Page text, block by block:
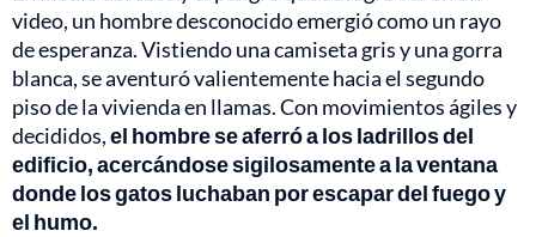
video, un hombre desconocido emergió como un rayo
de esperanza. Vistiendo una camiseta gris y una gorra
blanca, se aventuró valientemente hacia el segundo
piso de la vivienda en llamas. Con movimientos ágiles y
decididos,el hombre se aferró a los ladrillos del
edificio, acercándose sigilosamente a la ventana
donde los gatos luchaban por escapar del fuego y
el humo.